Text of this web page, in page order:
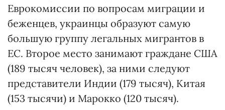
Еврокомиссии по вопросам миграции и
беженцев, украинцы образуют самую
большую группу легальных мигрантов в
ЕС. Второе место занимают граждане США
(189 тысяч человек), за ними следуют
представители Индии (179 тысяч), Китая
(153 тысячи) и Марокко (120 тысяч).